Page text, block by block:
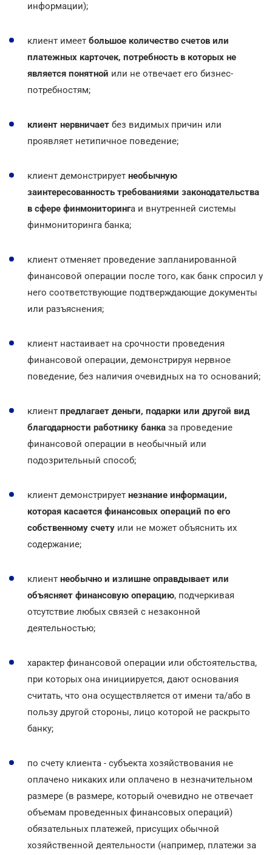
информации);
клиент имеет большое количество счетов или
платежных карточек, потребность в которых не
является понятной или не отвечает его бизнес-
потребностям;
клиент нервничает без видимых причин или
проявляет нетипичное поведение;
клиент демонстрирует необычную
заинтересованность требованиями законодательства
в сфере финмониторинга и внутренней системы
финмониторинга банка;
клиент отменяет проведение запланированной
финансовой операции после того, как банк спросил у
него соответствующие подтверждающие документы
или разъяснения;
клиент настаивает на срочности проведения
финансовой операции, демонстрируя нервное
поведение, без наличия очевидных на то оснований;
клиент предлагает деньги, подарки или другой вид
благодарности работнику банка за проведение
финансовой операции в необычный или
подозрительный способ;
клиент демонстрирует незнание информации,
которая касается финансовых операций по его
собственному счету или не может объяснить их
содержание;
клиент необычно и излишне оправдывает или
объясняет финансовую операцию, подчеркивая
отсутствие любых связей с незаконной
деятельностью;
характер финансовой операции или обстоятельства,
при которых она инициируется, дают основания
считать, что она осуществляется от имени та/або в
пользу другой стороны, лицо которой не раскрыто
банку;
по счету клиента - субъекта хозяйствования не
оплачено никаких или оплачено в незначительном
размере (в размере, который очевидно не отвечает
объемам проведенных финансовых операций)
обязательных платежей, присущих обычной
хозяйственной деятельности (например, платежи за